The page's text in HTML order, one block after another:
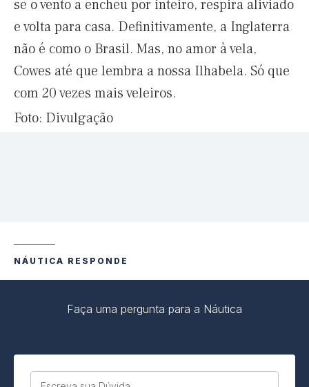
se o vento a encheu por inteiro, respira aliviado
e volta para casa. Definitivamente, a Inglaterra
não é como o Brasil. Mas, no amor à vela,
Cowes até que lembra a nossa Ilhabela. Só que
com 20 vezes mais veleiros.
Foto: Divulgação
NÁUTICA RESPONDE
Faça uma pergunta para a Náutica